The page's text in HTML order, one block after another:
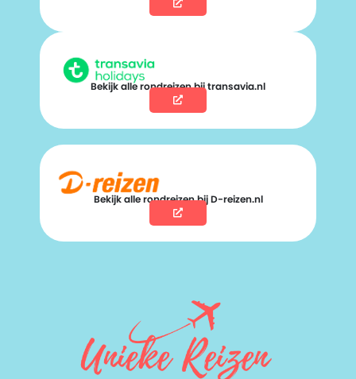
Bekijk alle rondreizen bij transavia.nl
Bekijk alle rondreizen bij D-reizen.nl